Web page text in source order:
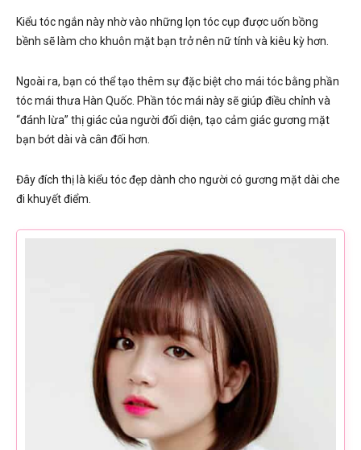
Kiểu tóc ngắn này nhờ vào những lọn tóc cụp được uốn bồng
bềnh sẽ làm cho khuôn mặt bạn trở nên nữ tính và kiêu kỳ hơn.
Ngoài ra, bạn có thể tạo thêm sự đặc biệt cho mái tóc bằng phần
tóc mái thưa Hàn Quốc. Phần tóc mái này sẽ giúp điều chỉnh và
“đánh lừa” thị giác của người đối diện, tạo cảm giác gương mặt
bạn bớt dài và cân đối hơn.
Đây đích thị là kiểu tóc đẹp dành cho người có gương mặt dài che
đi khuyết điểm.